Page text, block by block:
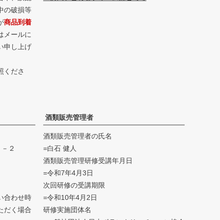
の破損等
商品到着
メールに
申し上げ
くださ
２
合わせ時
だく場合
酒類販売管理者
酒類販売管理者の氏名
=白石 健人
酒類販売管理研修受講年月日
=令和7年4月3日
次回研修の受講期限
=令和10年4月2日
研修実施団体名